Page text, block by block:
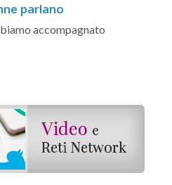
parlano
accompagnato